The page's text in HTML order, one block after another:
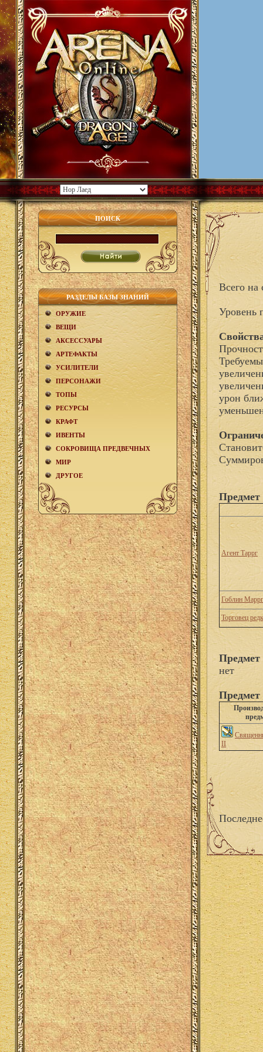
ПОИСК
РАЗДЕЛЫ БАЗЫ ЗНАНИЙ
ОРУЖИЕ
ВЕЩИ
АКCЕСCУАРЫ
АРТЕФАКТЫ
УСИЛИТЕЛИ
ПЕРСОНАЖИ
ТОПЫ
РЕСУРСЫ
КРАФТ
ИВЕНТЫ
СОКРОВИЩА ПРЕДВЕЧНЫХ
МИР
ДРУГОЕ
Всего на
Уровень
урон
Агент Таррг
Гоблин Маррг
Торговец
нет
Предмет
II